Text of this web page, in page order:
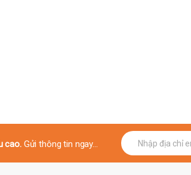
cao. Gửi thông tin ngay...
E
m